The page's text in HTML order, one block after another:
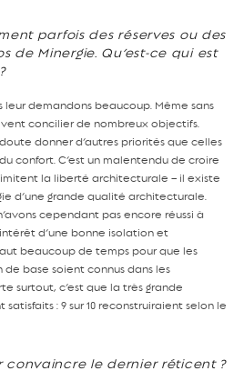
parfois des réserves ou des
de Minergie. Qu’est-ce qui est
leur demandons beaucoup. Même sans
concilier de nombreux objectifs.
donner d’autres priorités que celles
confort. C’est un malentendu de croire
la liberté architecturale – il existe
d’une grande qualité architecturale.
cependant pas encore réussi à
d’une bonne isolation et
beaucoup de temps pour que les
base soient connus dans les
surtout, c’est que la très grande
: 9 sur 10 reconstruiraient selon le
convaincre le dernier réticent ?